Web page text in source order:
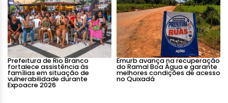
Prefeitura de Rio Branco
fortalece assistência às
famílias em situação de
vulnerabilidade durante
Expoacre 2026
Emurb avança na recuperação
do Ramal Boa Água e garante
melhores condições de acesso
no Quixadá